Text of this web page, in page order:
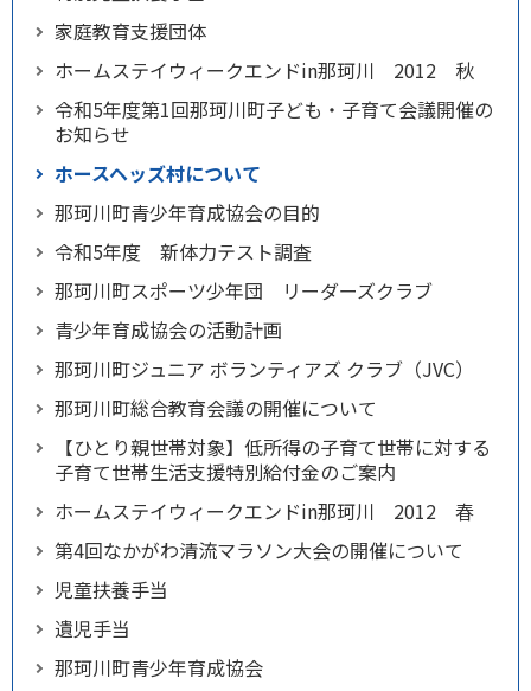
家庭教育支援団体
ホームステイウィークエンドin那珂川 2012 秋
令和5年度第1回那珂川町子ども・子育て会議開催の
お知らせ
ホースヘッズ村について
那珂川町青少年育成協会の目的
令和5年度 新体力テスト調査
那珂川町スポーツ少年団 リーダーズクラブ
青少年育成協会の活動計画
那珂川町ジュニア ボランティアズ クラブ（JVC）
那珂川町総合教育会議の開催について
【ひとり親世帯対象】低所得の子育て世帯に対する
子育て世帯生活支援特別給付金のご案内
ホームステイウィークエンドin那珂川 2012 春
第4回なかがわ清流マラソン大会の開催について
児童扶養手当
遺児手当
那珂川町青少年育成協会